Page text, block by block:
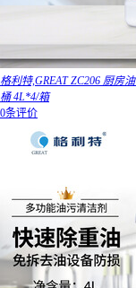
格利特,GREAT ZC206 厨房
桶 4L*4/箱
0条评价